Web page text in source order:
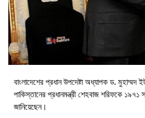
বাংলাদেশের প্রধান উপদেষ্টা অধ্যাপক ড. মুহাম্মদ
পাকিস্তানের প্রধানমন্ত্রী শেহবাজ শরিফকে
জানিয়েছেন।